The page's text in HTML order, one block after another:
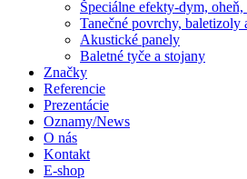
Špeciálne efekty-dym, oheň,
Tanečné povrchy, baletizoly
Akustické panely
Baletné tyče a stojany
Značky
Referencie
Prezentácie
Oznamy/News
O nás
Kontakt
E-shop